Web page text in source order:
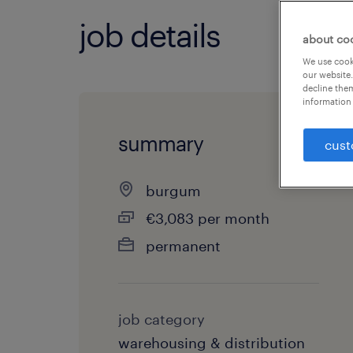
job details
summary
burgum
€3,083 per month
permanent
job category
warehousing & distribution
about
We use
our
decline
information